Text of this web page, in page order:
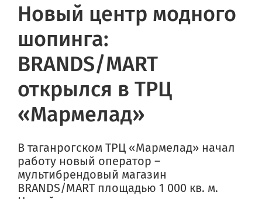
Новый центр модного
шопинга:
BRANDS/MART
открылся в ТРЦ
«Мармелад»
В таганрогском ТРЦ «Мармелад» начал
работу новый оператор –
мультибрендовый магазин
BRANDS/MART площадью 1 000 кв. м.